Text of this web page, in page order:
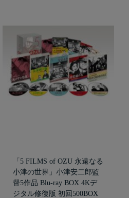
「5 FILMS of OZU 永遠なる
小津の世界」小津安二郎監
督5作品 Blu-ray BOX 4Kデ
ジタル修復版 初回500BOX